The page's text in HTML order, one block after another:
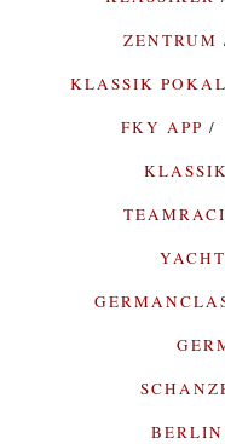
ZENTRUM
KLASSIK
FKY APP